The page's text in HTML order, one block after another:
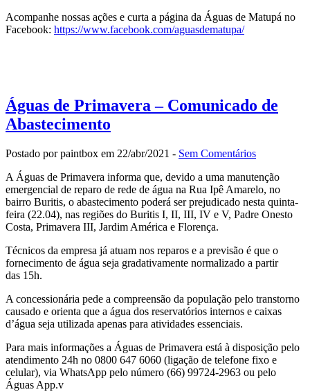
Acompanhe nossas ações e curta a página da Águas de Matupá no
Facebook: https://www.facebook.com/aguasdematupa/
Águas de Primavera – Comunicado de
Abastecimento
Postado por paintbox em 22/abr/2021 - Sem Comentários
A Águas de Primavera informa que, devido a uma manutenção
emergencial de reparo de rede de água na Rua Ipê Amarelo, no
bairro Buritis, o abastecimento poderá ser prejudicado nesta quinta-
feira (22.04), nas regiões do Buritis I, II, III, IV e V, Padre Onesto
Costa, Primavera III, Jardim América e Florença.
Técnicos da empresa já atuam nos reparos e a previsão é que o
fornecimento de água seja gradativamente normalizado a partir
das 15h.
A concessionária pede a compreensão da população pelo transtorno
causado e orienta que a água dos reservatórios internos e caixas
d’água seja utilizada apenas para atividades essenciais.
Para mais informações a Águas de Primavera está à disposição pelo
atendimento 24h no 0800 647 6060 (ligação de telefone fixo e
celular), via WhatsApp pelo número (66) 99724-2963 ou pelo
Águas App.v